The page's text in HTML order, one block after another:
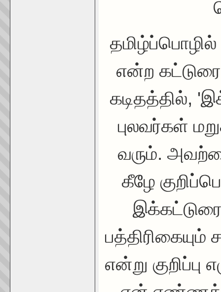
தமிழ்ப்பொழில்
என்ற
கடிதத்தில்,
புலவர்கள்
வரும்.
கீழே
என்று